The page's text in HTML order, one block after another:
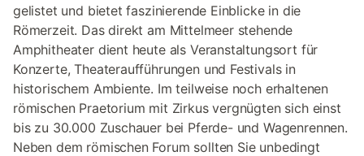
gelistet und bietet faszinierende Einblicke in die
Römerzeit. Das direkt am Mittelmeer stehende
Amphitheater dient heute als Veranstaltungsort für
Konzerte, Theateraufführungen und Festivals in
historischem Ambiente. Im teilweise noch erhaltenen
römischen Praetorium mit Zirkus vergnügten sich einst
bis zu 30.000 Zuschauer bei Pferde- und Wagenrennen.
Neben dem römischen Forum sollten Sie unbedingt